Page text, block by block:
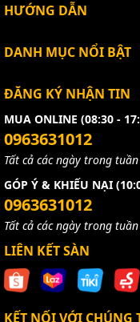
HƯỚNG DẪN
DANH MỤC NỔI BẬT
ĐĂNG KÝ NHẬN TIN
MUA ONLINE (08:30 -
0963631012
Tất cả các ngày trong
GÓP Ý & KHIẾU NẠI
0963631012
Tất cả các ngày trong
LIÊN KẾT SÀN
KẾT NỐI VỚI CHÚNG